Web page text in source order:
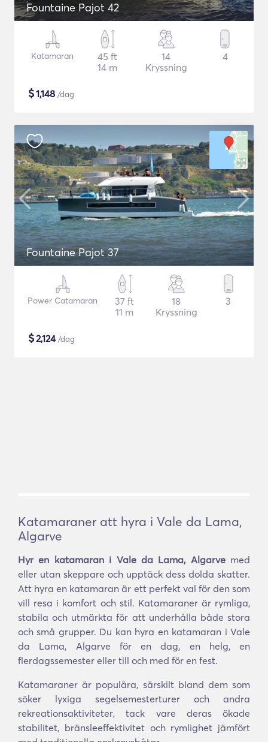
Fountaine Pajot 42
Katamaran
45 ft
14 m
14
Kryssning
4
$1,148 /dag
Fountaine Pajot 37
Power Catamaran
37 ft
11 m
18
Kryssning
3
$2,124/dag
Katamaraner att hyra i Vale da Lama,
Algarve
Hyr en katamaran i Vale da Lama, Algarvemed
eller utan skeppare och upptäck dess dolda skatter.
Att hyra en katamaran är ett perfekt val för den som
vill resa i komfort och stil. Katamaraner är rymliga,
stabila och utmärkta för att underhålla både stora
och små grupper. Du kan hyra en katamaran i Vale
da Lama, Algarve för en dag, en helg, en
flerdagssemester eller till och med för en fest.
Katamaraner är populära, särskilt bland dem som
söker lyxiga segelsemesterturer och andra
rekreationsaktiviteter, tack vare deras ökade
stabilitet, bränsleeffektivitet och rymlighet jämfört